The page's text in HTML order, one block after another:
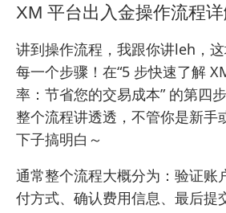
XM 平台出入金操作流程
讲到操作流程，我跟你讲leh，
每一个步骤！在“5 步快速了解
率：节省您的交易成本” 的第四
整个流程讲透透，不管你是新手
下子搞明白～
通常整个流程大概分为：验证账
付方式、确认费用信息、最后提